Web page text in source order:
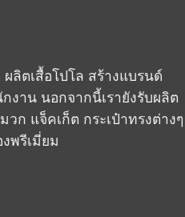
ผลิตเสื้อโปโล สร้างแบรนด์
กงาน นอกจากนี้เรายังรับผลิต
วก แจ็คเก็ต กระเป๋าทรงต่างๆ
พรีเมี่ยม